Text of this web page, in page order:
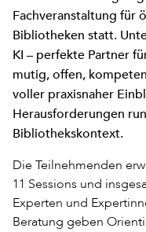
Fachveranstaltung für
Bibliotheken statt.
KI – perfekte Partner
mutig, offen,
voller praxisnaher
Herausforderungen
Bibliothekskontext.
Die Teilnehmenden
11 Sessions und
Experten und
Beratung geben